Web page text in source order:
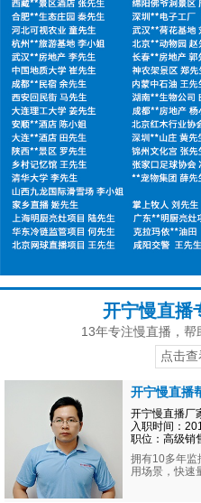
开宁慢直播
13年专注慢直播，
点击
开宁慢直播
开宁慢直播厂
入职时间：
职位：高级销
拥有10多年监
用场景，快速